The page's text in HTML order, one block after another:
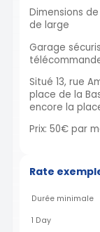
Dimensions
de large
Garage
Situé 13, rue
place de la
encore la
Prix: 50€ par
Rate
Durée minimale
1 Day